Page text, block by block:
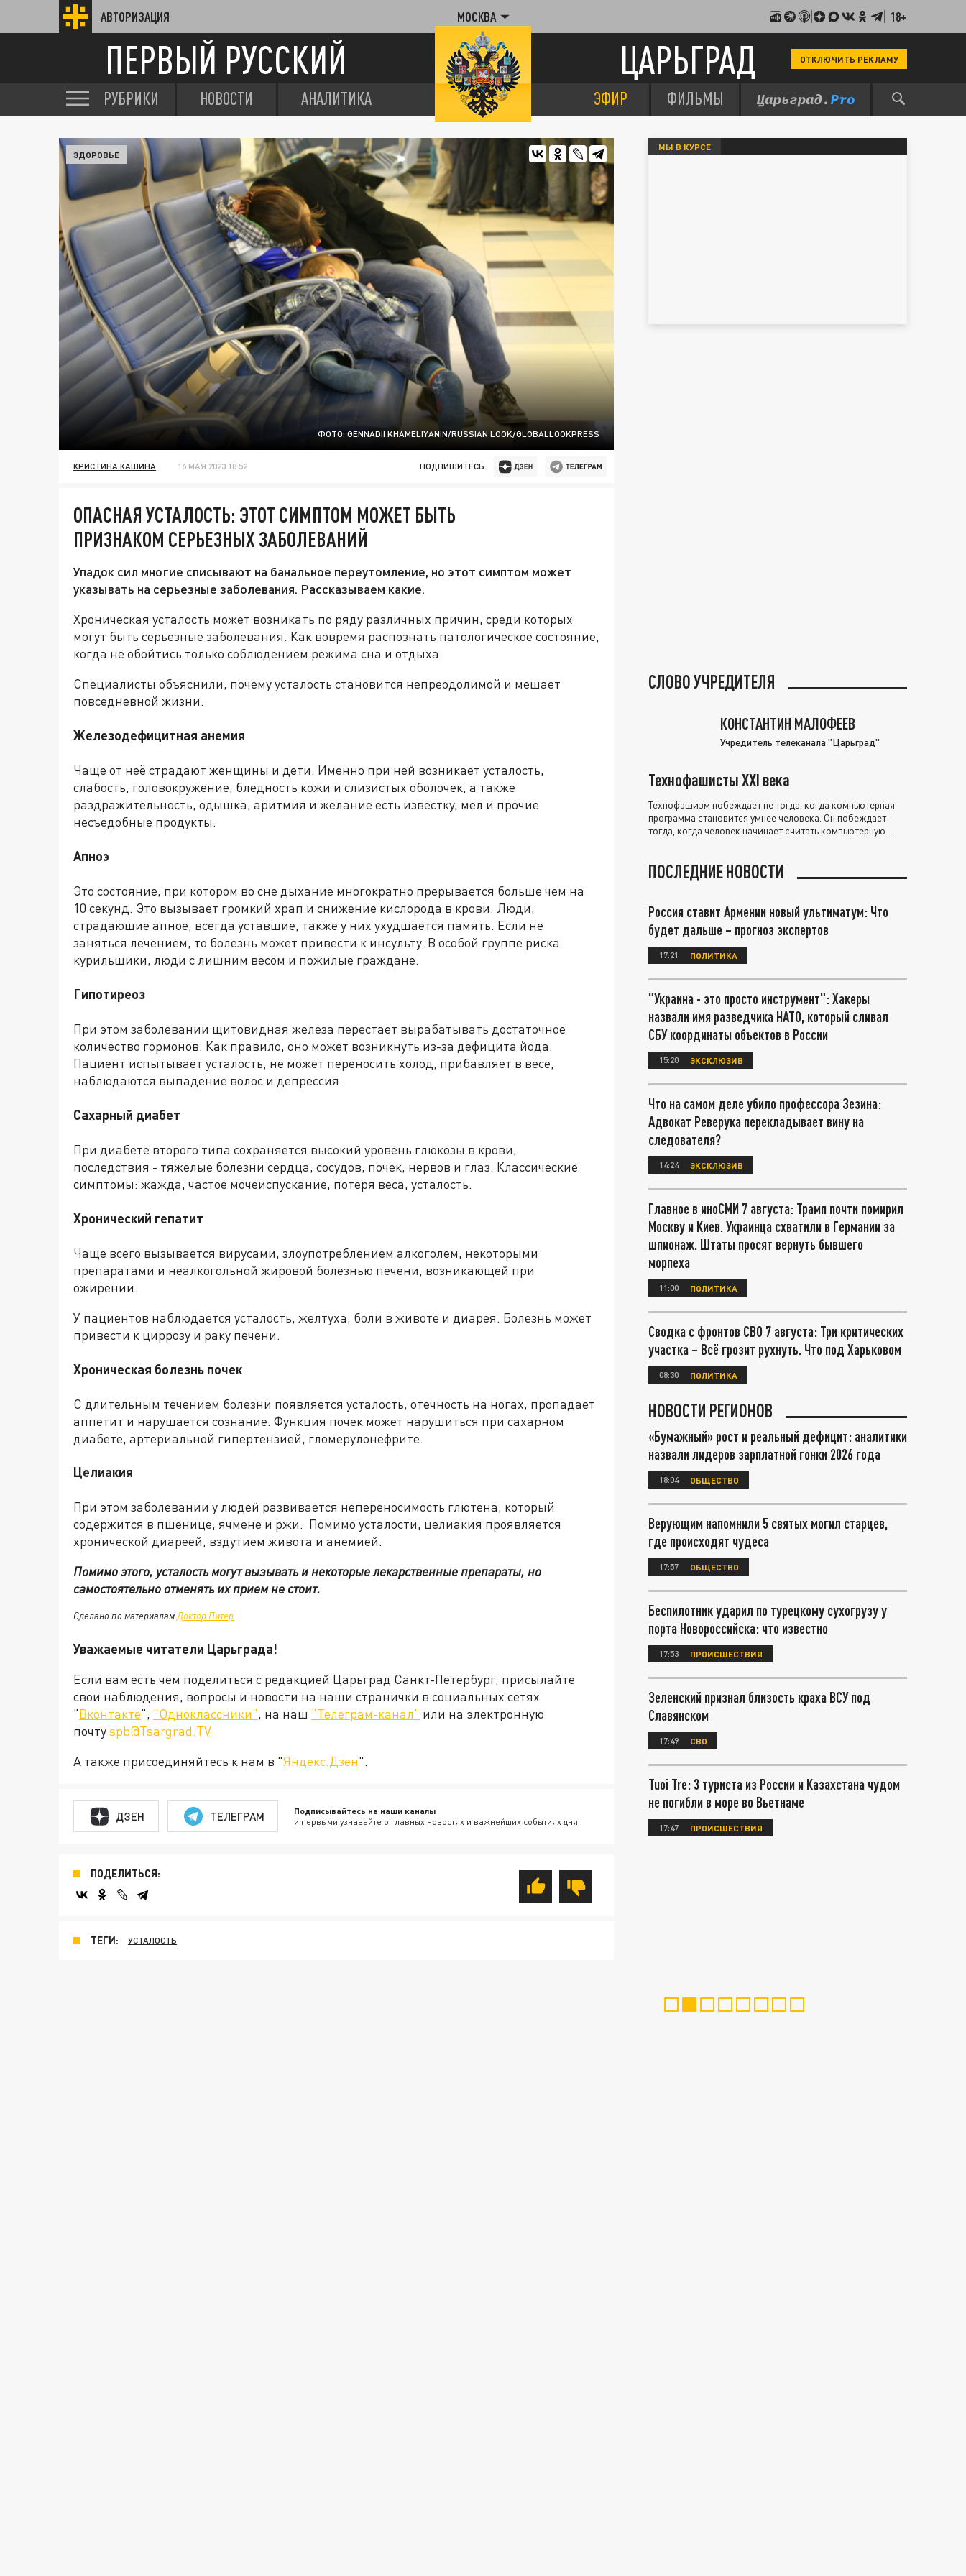
АВТОРИЗАЦИЯ МОСКВА 18+
ПЕРВЫЙ РУССКИЙ ЦАРЬГРАД ОТКЛЮЧИТЬ РЕКЛАМУ
РУБРИКИ НОВОСТИ АНАЛИТИКА ЭФИР ФИЛЬМЫ
ФОТО: GENNADII KHAMELIYANIN/RUSSIAN LOOK/GLOBALLOOKPRESS
ЗДОРОВЬЕ
КРИСТИНА КАШИНА 16 МАЯ 2023 18:52 ПОДПИШИТЕСЬ:
ОПАСНАЯ УСТАЛОСТЬ: ЭТОТ СИМПТОМ МОЖЕТ БЫТЬ
ПРИЗНАКОМ СЕРЬЕЗНЫХ ЗАБОЛЕВАНИЙ
Упадок сил многие списывают на банальное переутомление, но этот симптом может
указывать на серьезные заболевания. Рассказываем какие.
Хроническая усталость может возникать по ряду различных причин, среди которых
могут быть серьезные заболевания. Как вовремя распознать патологическое состояние,
когда не обойтись только соблюдением режима сна и отдыха.
Специалисты объяснили, почему усталость становится непреодолимой и мешает
повседневной жизни.
Железодефицитная анемия
Чаще от неё страдают женщины и дети. Именно при ней возникает усталость,
слабость, головокружение, бледность кожи и слизистых оболочек, а также
раздражительность, одышка, аритмия и желание есть известку, мел и прочие
несъедобные продукты.
Апноэ
Это состояние, при котором во сне дыхание многократно прерывается больше чем на
10 секунд. Это вызывает громкий храп и снижение кислорода в крови. Люди,
страдающие апное, всегда уставшие, также у них ухудшается память. Если не
заняться лечением, то болезнь может привести к инсульту. В особой группе риска
курильщики, люди с лишним весом и пожилые граждане.
Гипотиреоз
При этом заболевании щитовидная железа перестает вырабатывать достаточное
количество гормонов. Как правило, оно может возникнуть из-за дефицита йода.
Пациент испытывает усталость, не может переносить холод, прибавляет в весе,
наблюдаются выпадение волос и депрессия.
Сахарный диабет
При диабете второго типа сохраняется высокий уровень глюкозы в крови,
последствия - тяжелые болезни сердца, сосудов, почек, нервов и глаз. Классические
симптомы: жажда, частое мочеиспускание, потеря веса, усталость.
Хронический гепатит
Чаще всего вызывается вирусами, злоупотреблением алкоголем, некоторыми
препаратами и неалкогольной жировой болезнью печени, возникающей при
ожирении.
У пациентов наблюдается усталость, желтуха, боли в животе и диарея. Болезнь может
привести к циррозу и раку печени.
Хроническая болезнь почек
С длительным течением болезни появляется усталость, отечность на ногах, пропадает
аппетит и нарушается сознание. Функция почек может нарушиться при сахарном
диабете, артериальной гипертензией, гломерулонефрите.
Целиакия
При этом заболевании у людей развивается непереносимость глютена, который
содержится в пшенице, ячмене и ржи. Помимо усталости, целиакия проявляется
хронической диареей, вздутием живота и анемией.
Помимо этого, усталость могут вызывать и некоторые лекарственные препараты, но
самостоятельно отменять их прием не стоит.
Сделано по материалам Доктор Питер
Уважаемые читатели Царьграда!
Если вам есть чем поделиться с редакцией Царьград Санкт-Петербург, присылайте
свои наблюдения, вопросы и новости на наши странички в социальных сетях
"Вконтакте", "Одноклассники", на наш "Телеграм-канал" или на электронную
почтуspb@Tsargrad.TV
А также присоединяйтесь к нам в "Яндекс.Дзен".
ДЗЕН ТЕЛЕГРАМ Подписывайтесь на наши каналы
и первыми узнавайте о главных новостях и важнейших событиях дня.
ПОДЕЛИТЬСЯ:
ТЕГИ: УСТАЛОСТЬ
МЫ В КУРСЕ
СЛОВО УЧРЕДИТЕЛЯ
КОНСТАНТИН МАЛОФЕЕВ
Учредитель телеканала "Царьград"
Технофашисты XXI века
Технофашизм побеждает не тогда, когда компьютерная
программа становится умнее человека. Он побеждает
тогда, когда человек начинает считать компьютерную
ПОСЛЕДНИЕ НОВОСТИ
Россия ставит Армении новый ультиматум: Что
будет дальше – прогноз экспертов
17:21 ПОЛИТИКА
"Украина - это просто инструмент": Хакеры
назвали имя разведчика НАТО, который сливал
СБУ координаты объектов в России
15:20 ЭКСКЛЮЗИВ
Что на самом деле убило профессора Зезина:
Адвокат Реверука перекладывает вину на
следователя?
14:24 ЭКСКЛЮЗИВ
Главное в иноСМИ 7 августа: Трамп почти помирил
Москву и Киев. Украинца схватили в Германии за
шпионаж. Штаты просят вернуть бывшего
морпеха
11:00 ПОЛИТИКА
Сводка с фронтов СВО 7 августа: Три критических
участка – Всё грозит рухнуть. Что под Харьковом
08:30 ПОЛИТИКА
НОВОСТИ РЕГИОНОВ
«Бумажный» рост и реальный дефицит: аналитики
назвали лидеров зарплатной гонки 2026 года
18:04 ОБЩЕСТВО
Верующим напомнили 5 святых могил старцев,
где происходят чудеса
17:57 ОБЩЕСТВО
Беспилотник ударил по турецкому сухогрузу у
порта Новороссийска: что известно
17:53 ПРОИСШЕСТВИЯ
Зеленский признал близость краха ВСУ под
Славянском
17:49 СВО
Tuoi Tre: 3 туриста из России и Казахстана чудом
не погибли в море во Вьетнаме
17:47 ПРОИСШЕСТВИЯ